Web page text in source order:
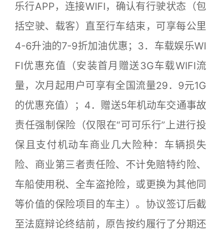
乐行APP，连接WIFI，确认有行驶状态（包
括空驶、载客）直至行车结束，可享每公里
4-6升油的7-9折加油优惠；3．车载娱乐WI
FI优惠充值（安装首月赠送3G车载WIFI流
量，次月起用户可享有全国流量29．9元1G
的优惠充值）；4．赠送5年机动车交通事故
责任强制保险（仅限在“可可乐行”上进行投
保且支付机动车商业几大险种：车辆损失
险、商业第三者责任险、不计免赔特约险、
车船使用税、全车盗抢险，或更换为其他同
等价值的保险项目的车主）。协议签订后截
至法庭辩论终结前，原告按约履行了分期还